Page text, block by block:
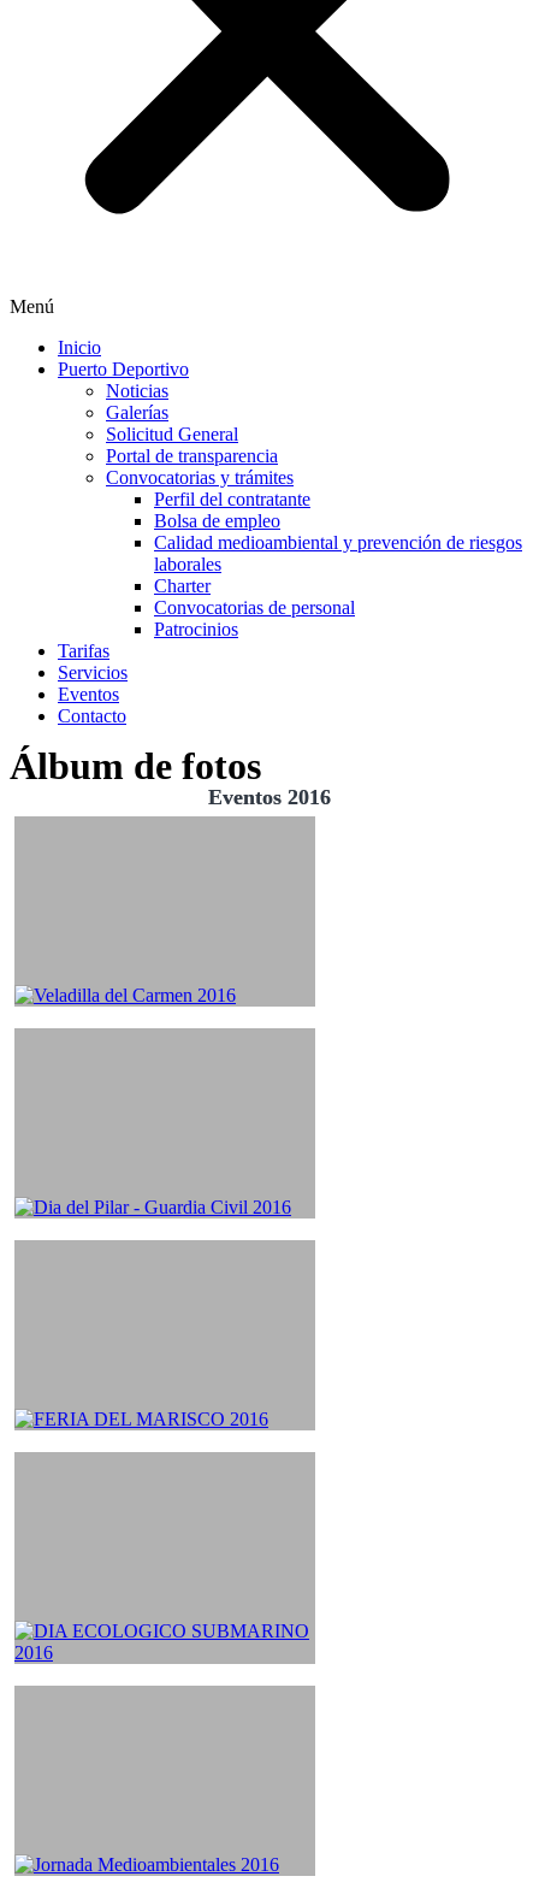
Menú
Inicio
Puerto Deportivo
Noticias
Galerías
Solicitud General
Portal de transparencia
Convocatorias y trámites
Perfil del contratante
Bolsa de empleo
Calidad medioambiental y prevención de riesgos
laborales
Charter
Convocatorias de personal
Patrocinios
Tarifas
Servicios
Eventos
Contacto
Álbum de fotos
Eventos 2016